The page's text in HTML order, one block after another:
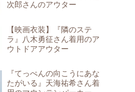
次郎さんのアウター
【映画衣装】『隣のステ
ラ』八木勇征さん着用のア
ウトドアアウター
『てっぺんの向こうにあな
たがいる』天海祐希さん着